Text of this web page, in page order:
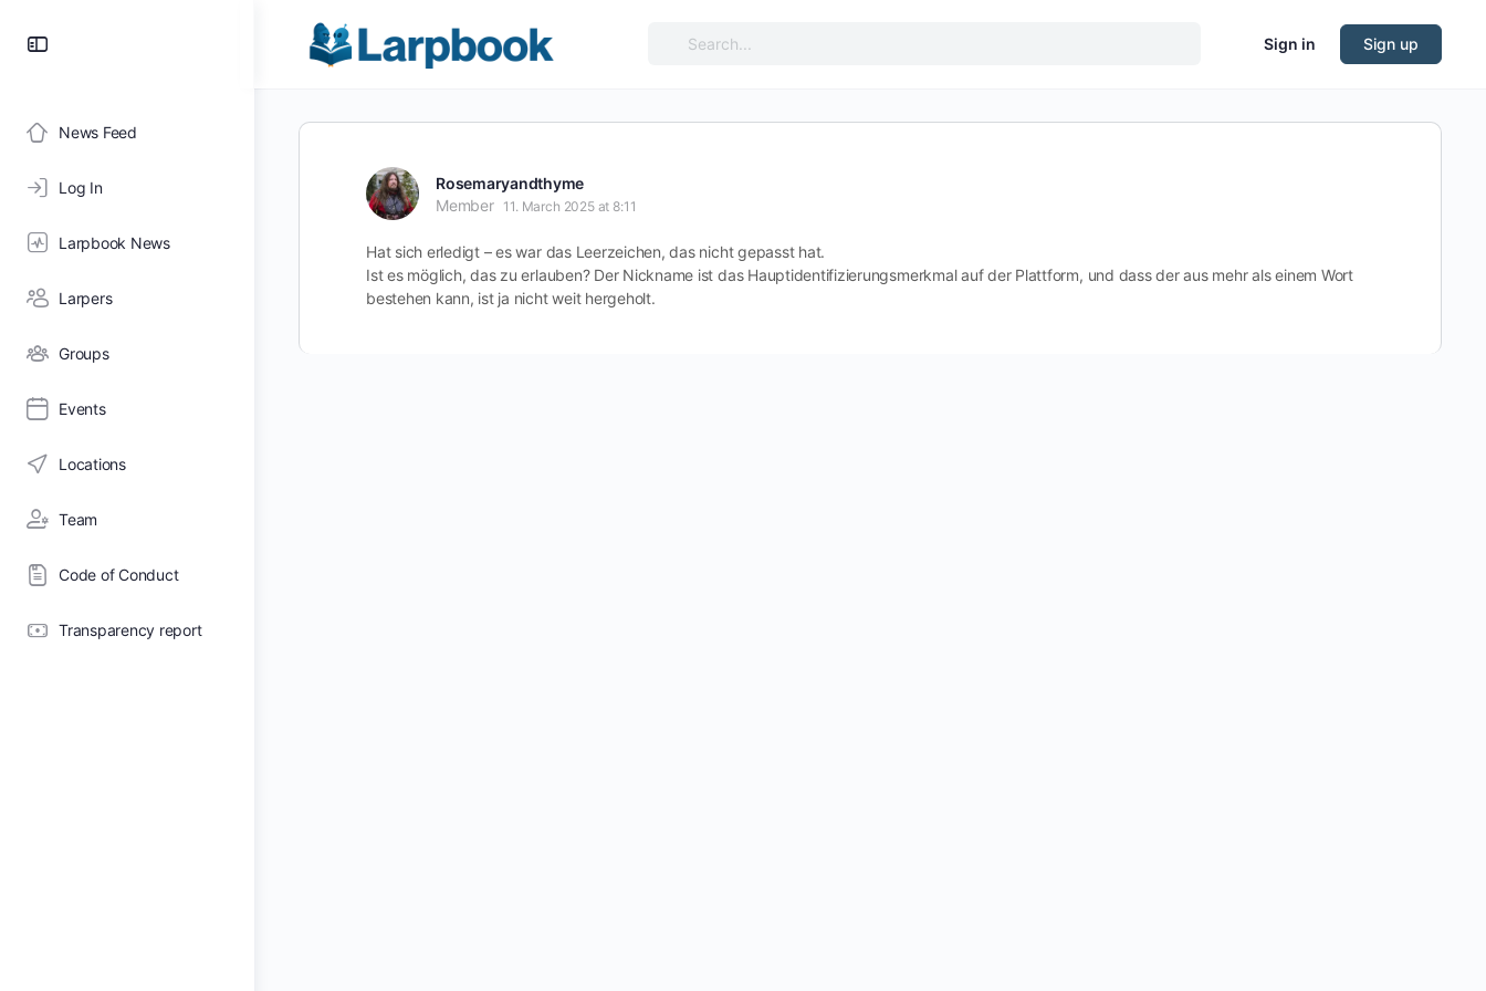
News Feed
Log In
Larpbook News
Larpers
Groups
Events
Locations
Team
Code of Conduct
Transparency report
Search
Sign in Sign up
Rosemaryandthyme
Member
11. March 2025 at 8:11
Hat sich erledigt – es war das Leerzeichen, das nicht gepasst hat.
Ist es möglich, das zu erlauben? Der Nickname ist das Hauptidentifizierungsmerkmal auf der Plattform, und dass der aus mehr als einem Wort
bestehen kann, ist ja nicht weit hergeholt.